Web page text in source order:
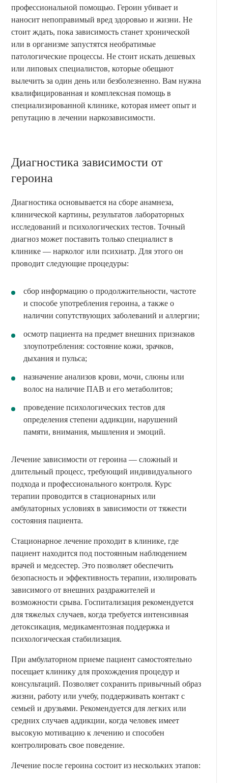
профессиональной помощью. Героин убивает и
наносит непоправимый вред здоровью и жизни. Не
стоит ждать, пока зависимость станет хронической
или в организме запустятся необратимые
патологические процессы. Не стоит искать дешевых
или липовых специалистов, которые обещают
вылечить за один день или безболезненно. Вам нужна
квалифицированная и комплексная помощь в
специализированной клинике, которая имеет опыт и
репутацию в лечении наркозависимости.
Диагностика зависимости от
героина
Диагностика основывается на сборе анамнеза,
клинической картины, результатов лабораторных
исследований и психологических тестов. Точный
диагноз может поставить только специалист в
клинике — нарколог или психиатр. Для этого он
проводит следующие процедуры:
сбор информацию о продолжительности, частоте
и способе употребления героина, а также о
наличии сопутствующих заболеваний и аллергии;
осмотр пациента на предмет внешних признаков
злоупотребления: состояние кожи, зрачков,
дыхания и пульса;
назначение анализов крови, мочи, слюны или
волос на наличие ПАВ и его метаболитов;
проведение психологических тестов для
определения степени аддикции, нарушений
памяти, внимания, мышления и эмоций.
Лечение зависимости от героина — сложный и
длительный процесс, требующий индивидуального
подхода и профессионального контроля. Курс
терапии проводится в стационарных или
амбулаторных условиях в зависимости от тяжести
состояния пациента.
Стационарное лечение проходит в клинике, где
пациент находится под постоянным наблюдением
врачей и медсестер. Это позволяет обеспечить
безопасность и эффективность терапии, изолировать
зависимого от внешних раздражителей и
возможности срыва. Госпитализация рекомендуется
для тяжелых случаев, когда требуется интенсивная
детоксикация, медикаментозная поддержка и
психологическая стабилизация.
При амбулаторном приеме пациент самостоятельно
посещает клинику для прохождения процедур и
консультаций. Позволяет сохранить привычный образ
жизни, работу или учебу, поддерживать контакт с
семьей и друзьями. Рекомендуется для легких или
средних случаев аддикции, когда человек имеет
высокую мотивацию к лечению и способен
контролировать свое поведение.
Лечение после героина состоит из нескольких этапов: